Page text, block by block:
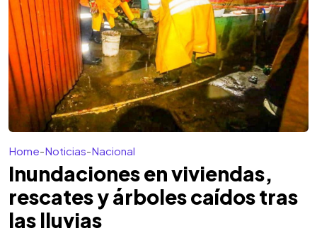
Home-Noticias-Nacional
Inundaciones en viviendas,
rescates y árboles caídos tras
las lluvias